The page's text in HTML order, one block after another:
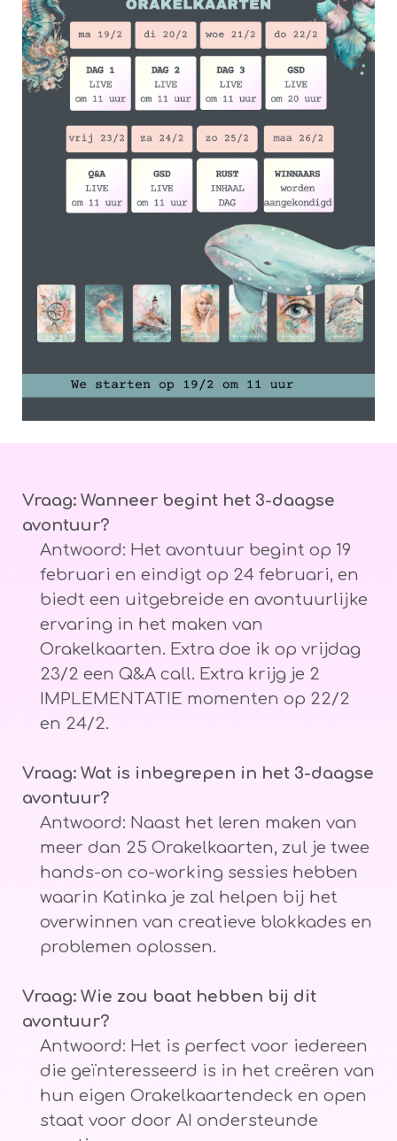
Vraag: Wanneer begint het 3-daagse
avontuur?
Antwoord: Het avontuur begint op 19
februari en eindigt op 24 februari, en
biedt een uitgebreide en avontuurlijke
ervaring in het maken van
Orakelkaarten. Extra doe ik op vrijdag
23/2 een Q&A call. Extra krijg je 2
IMPLEMENTATIE momenten op 22/2
en 24/2.
Vraag: Wat is inbegrepen in het 3-daagse
avontuur?
Antwoord: Naast het leren maken van
meer dan 25 Orakelkaarten, zul je twee
hands-on co-working sessies hebben
waarin Katinka je zal helpen bij het
overwinnen van creatieve blokkades en
problemen oplossen.
Vraag: Wie zou baat hebben bij dit
avontuur?
Antwoord: Het is perfect voor iedereen
die geïnteresseerd is in het creëren van
hun eigen Orakelkaartendeck en open
staat voor door AI ondersteunde